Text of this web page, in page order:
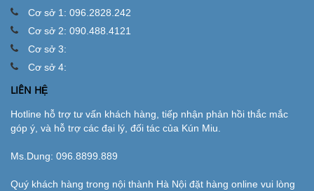
Cơ sở 1: 096.2828.242
Cơ sở 2: 090.488.4121
Cơ sở 3:
Cơ sở 4:
LIÊN HỆ
Hotline hỗ trợ tư vấn khách hàng, tiếp nhận phản hồi thắc mắc
góp ý, và hỗ trợ các đại lý, đối tác của Kún Miu.
Ms.Dung: 096.8899.889
Quý khách hàng trong nội thành Hà Nội đặt hàng online vui lòng